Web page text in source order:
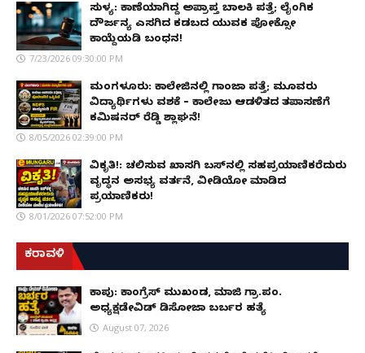
ಸುಳ್ಯ: ಕಾಣೆಯಾಗಿದ್ದ ಅಪ್ರಾಪ್ತ ಬಾಲಕಿ ಪತ್ತೆ; ಲೈಂಗಿಕ
ದೌರ್ಜನ್ಯ ಎಸಗಿದ ಕಡಬದ ಯುವಕ ಪೋಕ್ಸೋ
ಕಾಯ್ದೆಯಡಿ ಬಂಧನ!
7/23/2026 09:30:00 PM
ಮಂಗಳೂರು: ಕಾಲೇಜಿನಲ್ಲಿ ಗಾಂಜಾ ಪತ್ತೆ; ಮೂವರು
ವಿದ್ಯಾರ್ಥಿಗಳು ವಶಕ್ಕೆ – ಕಾಲೇಜು ಆಡಳಿತದ ತಪಾಸಣೆಗೆ
ಕಮಿಷನರ್ ರೆಡ್ಡಿ ಶ್ಲಾಘನೆ!
8/05/2026 02:39:00 PM
ವಿಕೃತಿ!: ಚಲಿಸುವ ಖಾಸಗಿ ಬಸ್‌ನಲ್ಲಿ ಸಹಪ್ರಯಾಣಿಕರೆದುರು
ವೃದ್ಧನ ಅಸಭ್ಯ ವರ್ತನೆ, ವೀಡಿಯೋ ಮಾಡಿದ
ಪ್ರಯಾಣಿಕರು!
8/01/2026 07:52:00 PM
ಕರಾವಳಿ
ಕಾಪು: ಕಾಂಗ್ರೆಸ್ ಮುಖಂಡ, ಮಾಜಿ ಗ್ರಾ.ಪಂ.
ಅಧ್ಯಕ್ಷಡೇವಿಡ್ ಡಿಸೋಜಾ ಬರ್ಬರ ಹತ್ಯೆ
August 07, 2026